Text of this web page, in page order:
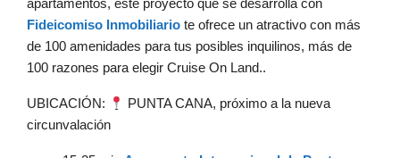
apartamentos, este proyecto que se desarrolla con
Fideicomiso Inmobiliario te ofrece un atractivo con más
de 100 amenidades para tus posibles inquilinos, más de
100 razones para elegir Cruise On Land..
UBICACIÓN:
PUNTA CANA, próximo a la nueva
circunvalación